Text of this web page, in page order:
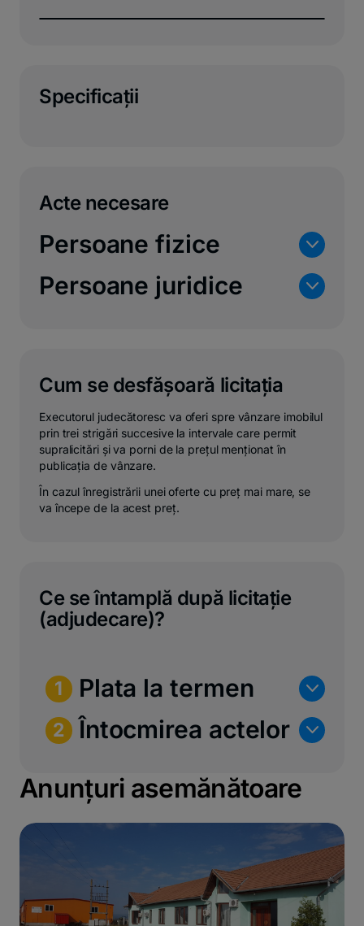
Specificaţii
Acte necesare
Persoane fizice n
Persoane juridice n
Cum se desfășoară licitația
Executorul judecătoresc va oferi spre vânzare imobilul
prin trei strigări succesive la intervale care permit
supralicitări și va porni de la prețul menționat în
publicația de vânzare.
În cazul înregistrării unei oferte cu preț mai mare, se
va începe de la acest preț.
Ce se întamplă după licitație
(adjudecare)?
1 Plata la termen n
2 Întocmirea actelor n
Anunțuri asemănătoare